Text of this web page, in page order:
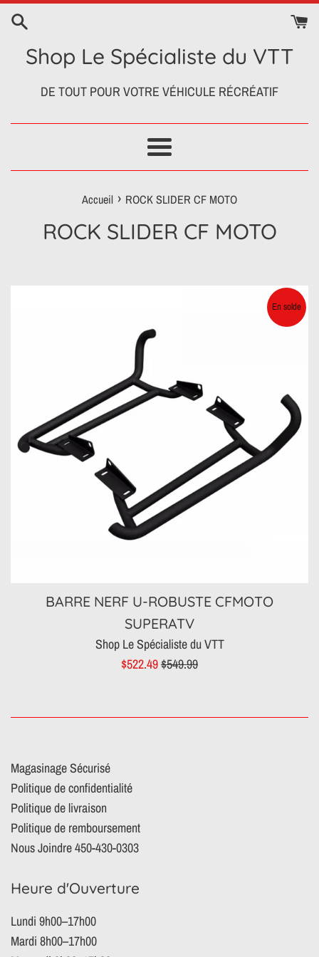
Passer
contenuShop Le Spécialiste du VTT
DE TOUT POUR VOTRE VÉHICULE RÉCRÉATIF
Menu
Accueil › ROCK SLIDER CF MOTO
ROCK SLIDER CF MOTO
BARRE NERF U-ROBUSTE CFMOTO
SUPERATV
Shop Le Spécialiste du VTT
Prix
$522.49Prix
$549.99
En solde
Magasinage Sécurisé
Politique de confidentialité
Politique de livraison
Politique de remboursement
Nous Joindre 450-430-0303
Heure d'Ouverture
Lundi 9h00–17h00
Mardi 8h00–17h00